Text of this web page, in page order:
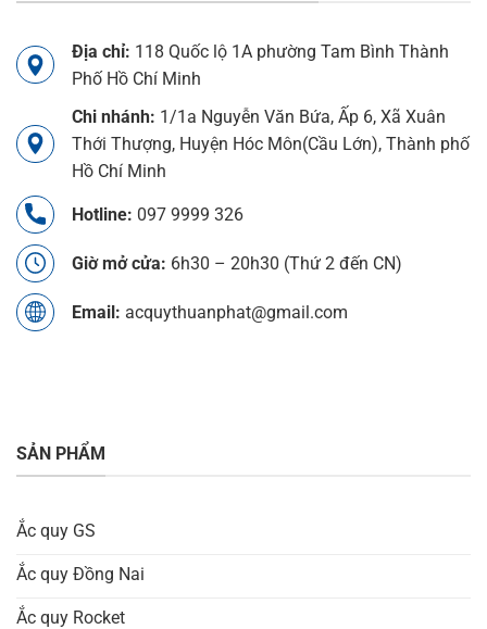
Địa chỉ: 118 Quốc lộ 1A phường Tam Bình Thành
Phố Hồ Chí Minh
Chi nhánh: 1/1a Nguyễn Văn Bứa, Ấp 6, Xã Xuân
Thới Thượng, Huyện Hóc Môn(Cầu Lớn), Thành phố
Hồ Chí Minh
Hotline: 097 9999 326
Giờ mở cửa: 6h30 – 20h30 (Thứ 2 đến CN)
Email: acquythuanphat@gmail.com
SẢN PHẨM
Ắc quy GS
Ắc quy Đồng Nai
Ắc quy Rocket